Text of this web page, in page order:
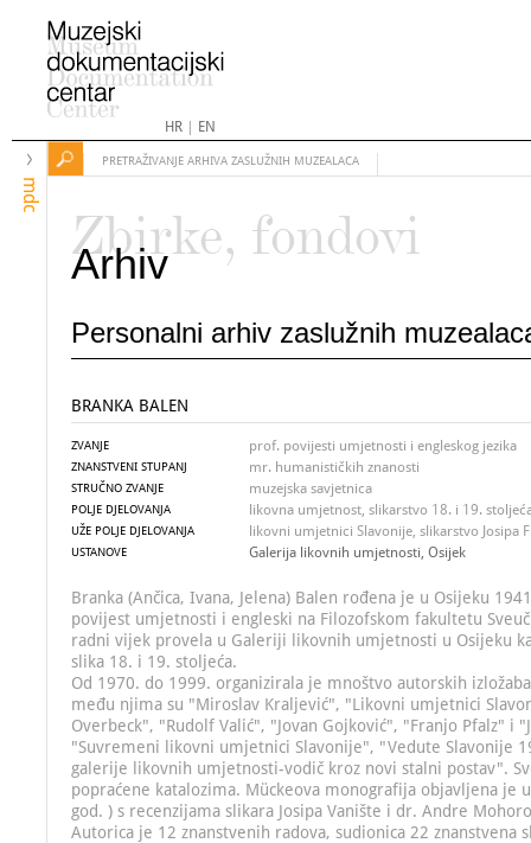
HR| EN
mdc
PRETRAŽIVANJE ARHIVA ZASLUŽNIH MUZEALACA
Zbirke, fondovi
Arhiv
Personalni arhiv zaslužnih
BRANKA BALEN
ZVANJE prof. povijesti umjetnosti i engleskog jezika
ZNANSTVENI STUPANJ mr. humanističkih znanosti
STRUČNO ZVANJE muzejska savjetnica
POLJE DJELOVANJA likovna umjetnost, slikarstvo 18. i 19.
UŽE POLJE DJELOVANJA likovni umjetnici Slavonije, slikarstvo Josipa
USTANOVE Galerija likovnih umjetnosti, Osijek
Branka (Ančica, Ivana, Jelena) Balen rođena je u Osijeku
povijest umjetnosti i engleski na Filozofskom fakultetu
radni vijek provela u Galeriji likovnih umjetnosti u Osijeku
slika 18. i 19. stoljeća.
Od 1970. do 1999. organizirala je mnoštvo autorskih
među njima su "Miroslav Kraljević", "Likovni umjetnici
Overbeck", "Rudolf Valić", "Jovan Gojković", "Franjo Pfalz" i
"Suvremeni likovni umjetnici Slavonije", "Vedute Slavonije
galerije likovnih umjetnosti-vodič kroz novi stalni postav".
popraćene katalozima. Mückeova monografija objavljena je
god. ) s recenzijama slikara Josipa Vanište i dr. Andre
Autorica je 12 znanstvenih radova, sudionica 22 znanstvena